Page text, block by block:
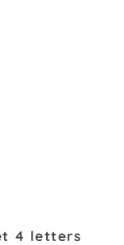
4 letters